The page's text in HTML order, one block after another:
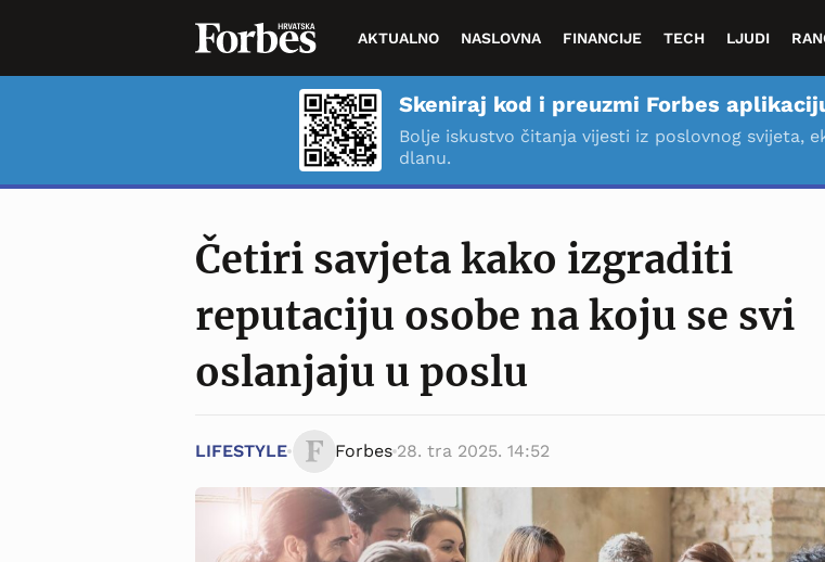
AKTUALNO NASLOVNA FINANCIJE TECH LJUDI
Skeniraj kod i preuzmi Forbes
Bolje iskustvo čitanja vijesti iz poslovnog svijeta,
dlanu.
Četiri savjeta kako izgraditi
reputaciju osobe na koju se svi
oslanjaju u poslu
LIFESTYLE Forbes 28. tra 2025. 14:52